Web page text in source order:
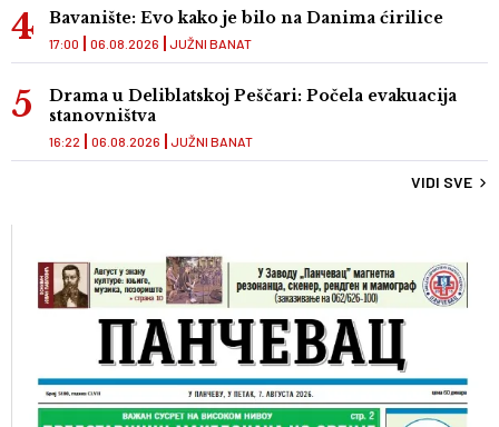
Bavanište: Evo kako je bilo na Danima ćirilice
JUŽNI BANAT
17:00 06.08.2026
Drama u Deliblatskoj Peščari: Počela evakuacija
stanovništva
JUŽNI BANAT
16:22 06.08.2026
VIDI SVE